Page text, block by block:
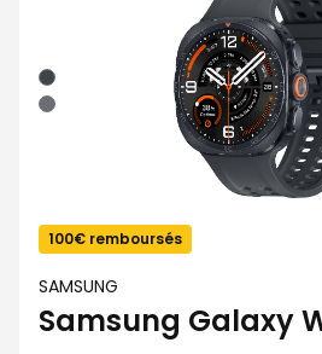
Noir/Titane
Argent
Titane/Olive
100€ remboursés
SAMSUNG
Samsung Galaxy